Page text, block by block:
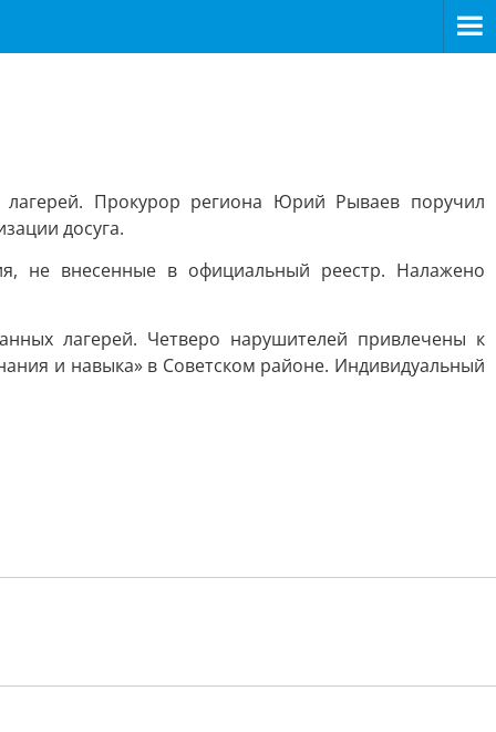
лагерей. Прокурор региона Юрий Рываев поручил
досуга.
не внесенные в официальный реестр. Налажено
лагерей. Четверо нарушителей привлечены к
и навыка» в Советском районе. Индивидуальный